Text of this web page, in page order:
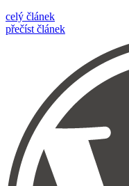
celý článek
přečíst článek